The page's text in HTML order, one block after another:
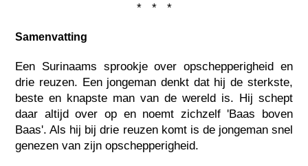
* * *
Samenvatting
Een Surinaams sprookje over opschepperigheid en
drie reuzen. Een jongeman denkt dat hij de sterkste,
beste en knapste man van de wereld is. Hij schept
daar altijd over op en noemt zichzelf 'Baas boven
Baas'. Als hij bij drie reuzen komt is de jongeman snel
genezen van zijn opschepperigheid.